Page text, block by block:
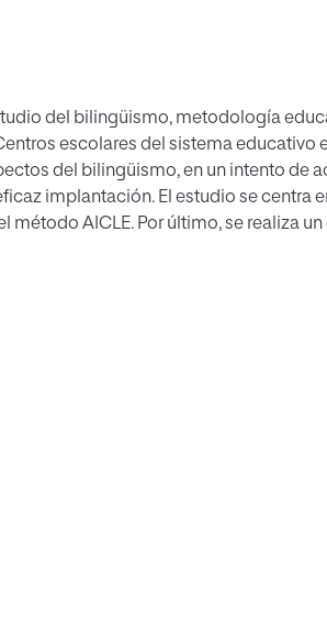
del bilingüismo, metodología
escolares del sistema educativo
del bilingüismo, en un intento de
implantación. El estudio se centra
AICLE. Por último, se realiza un
bilingüe como de las
en su conclusión, un mayor nivel
como una valoración más positiva